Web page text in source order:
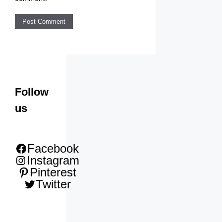
Follow
us
Facebook
Instagram
Pinterest
Twitter